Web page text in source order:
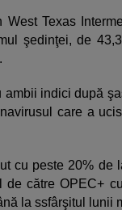
West Texas
şedinţei, de
ambii indici după
care a
cu peste 20% de
de către OPEC+
la ssfârşitul lunii